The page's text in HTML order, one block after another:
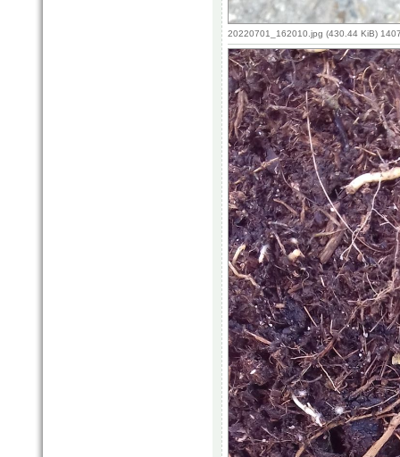
20220701_162010.jpg (430.44 KiB)